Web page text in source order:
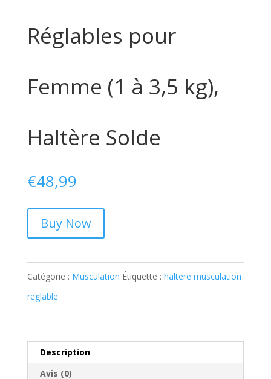
Réglables pour
Femme (1 à 3,5 kg),
Haltère Solde
€48,99
Buy Now
Catégorie : Musculation Étiquette : haltere musculation
reglable
Description
Avis (0)